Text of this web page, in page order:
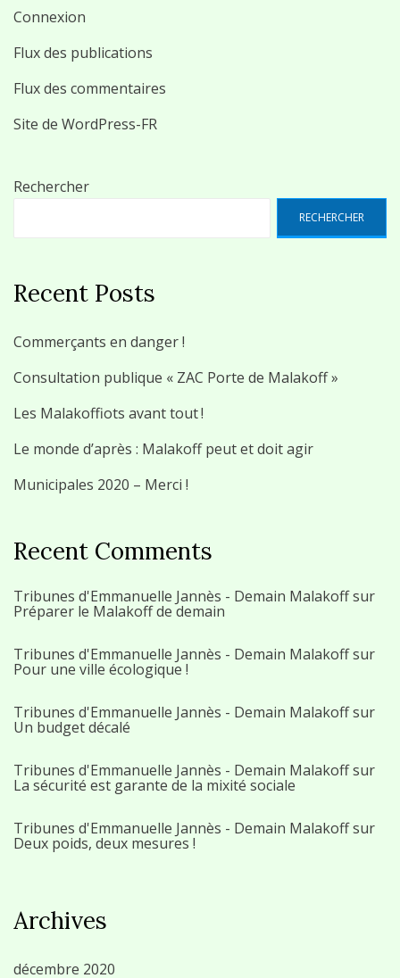
Connexion
Flux des publications
Flux des commentaires
Site de WordPress-FR
Rechercher
RECHERCHER
Recent Posts
Commerçants en danger !
Consultation publique « ZAC Porte de Malakoff »
Les Malakoffiots avant tout !
Le monde d’après : Malakoff peut et doit agir
Municipales 2020 – Merci !
Recent Comments
Tribunes d'Emmanuelle Jannès - Demain Malakoffsur
Préparer le Malakoff de demain
Tribunes d'Emmanuelle Jannès - Demain Malakoffsur
Pour une ville écologique !
Tribunes d'Emmanuelle Jannès - Demain Malakoffsur
Un budget décalé
Tribunes d'Emmanuelle Jannès - Demain Malakoffsur
La sécurité est garante de la mixité sociale
Tribunes d'Emmanuelle Jannès - Demain Malakoffsur
Deux poids, deux mesures !
Archives
décembre 2020